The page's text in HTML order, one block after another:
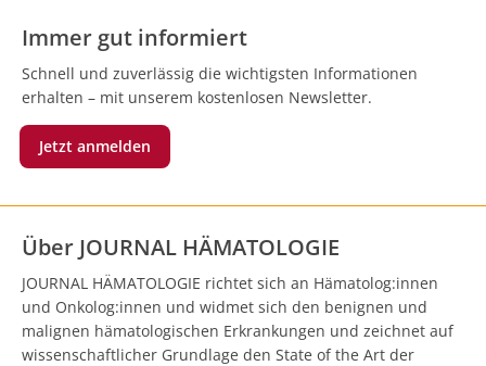
Immer gut informiert
Schnell und zuverlässig die wichtigsten Informationen
erhalten – mit unserem kostenlosen Newsletter.
Jetzt anmelden
Über JOURNAL HÄMATOLOGIE
JOURNAL HÄMATOLOGIE richtet sich an Hämatolog:innen
und Onkolog:innen und widmet sich den benignen und
malignen hämatologischen Erkrankungen und zeichnet auf
wissenschaftlicher Grundlage den State of the Art der